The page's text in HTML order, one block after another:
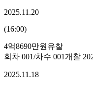
2025.11.20
(16:00)
4억8690만원 유찰
회차 001/차수 001개찰
2025.11.18